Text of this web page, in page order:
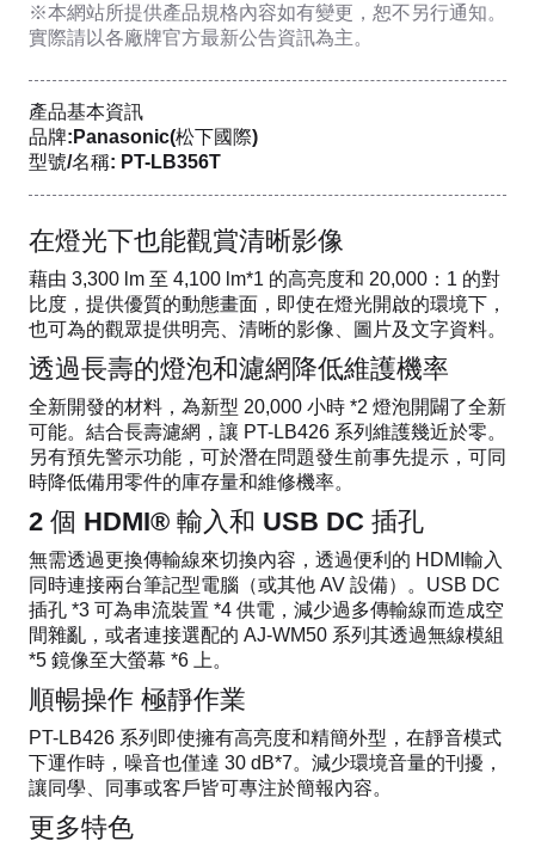
※本網站所提供產品規格內容如有變更，恕不另行通知。
實際請以各廠牌官方最新公告資訊為主。
產品基本資訊
品牌:Panasonic(松下國際)
型號/名稱: PT-LB356T
在燈光下也能觀賞清晰影像
藉由 3,300 lm 至 4,100 lm*1 的高亮度和 20,000：1 的對
比度，提供優質的動態畫面，即使在燈光開啟的環境下，
也可為的觀眾提供明亮、清晰的影像、圖片及文字資料。
透過長壽的燈泡和濾網降低維護機率
全新開發的材料，為新型 20,000 小時 *2 燈泡開闢了全新
可能。結合長壽濾網，讓 PT-LB426 系列維護幾近於零。
另有預先警示功能，可於潛在問題發生前事先提示，可同
時降低備用零件的庫存量和維修機率。
2 個 HDMI® 輸入和 USB DC 插孔
無需透過更換傳輸線來切換內容，透過便利的 HDMI輸入
同時連接兩台筆記型電腦（或其他 AV 設備）。USB DC
插孔 *3 可為串流裝置 *4 供電，減少過多傳輸線而造成空
間雜亂，或者連接選配的 AJ-WM50 系列其透過無線模組
*5 鏡像至大螢幕 *6 上。
順暢操作 極靜作業
PT-LB426 系列即使擁有高亮度和精簡外型，在靜音模式
下運作時，噪音也僅達 30 dB*7。減少環境音量的刊擾，
讓同學、同事或客戶皆可專注於簡報內容。
更多特色